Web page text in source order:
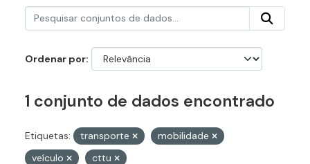
Ordenar por
1 conjunto de dados encontrado
Etiquetas: transporte
mobilidade
veículo
cttu